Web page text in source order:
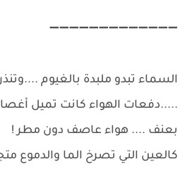
➖➖➖➖➖➖➖➖➖➖➖➖➖
السماء تبدو ملبدة بالغيوم
.....دفعات الهواء كانت تميل
بعنف .... هواء عاصف دون مطر !
كالعين التي تصرخ الما والدموع